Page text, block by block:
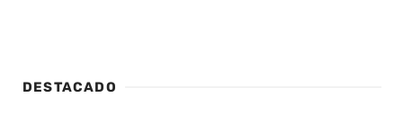
DESTACADO